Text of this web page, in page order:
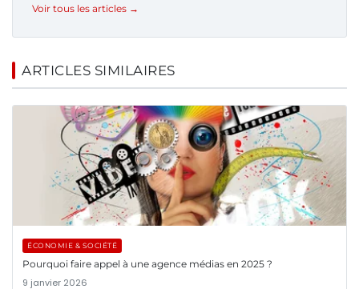
Voir tous les articles →
ARTICLES SIMILAIRES
ÉCONOMIE & SOCIÉTÉ
Pourquoi faire appel à une agence médias en 2025 ?
9 janvier 2026